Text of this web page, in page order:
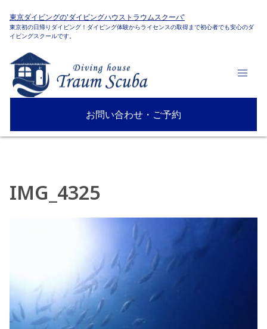
東京ダイビングの'ダイビングハウストラウムスクーバ'
東京初の日帰りダイビング！ダイビング体験からライセンスの取得まで初心者でも安心のダ
イビングスクールです。
お問い合わせ・ご予約
IMG_4325